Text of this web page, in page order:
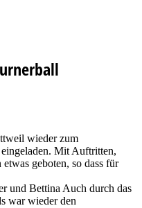
wieder zum
Mit Auftritten,
geboten, so dass für
und Bettina Auch durch das
war wieder den